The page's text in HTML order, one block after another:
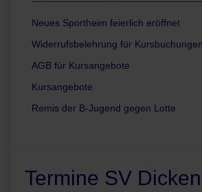
Neues Sportheim feierlich eröffnet
Widerrufsbelehrung für Kursbuchungen
AGB für Kursangebote
Kursangebote
Remis der B-Jugend gegen Lotte
Termine SV